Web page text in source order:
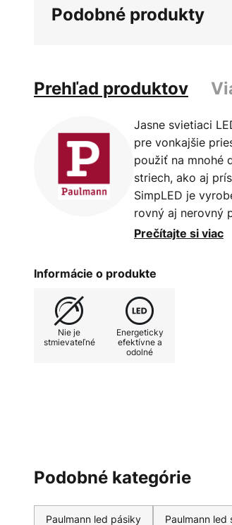
Podobné produkty
Prehľad produktov
Jasne svietiaci
pre vonkajšie
použiť na mnohé
striech, ako aj
SimpLED je
rovný aj nerovný
ktoré
LED bodov.
vlhkosťou -
zástrčky -
YourLED a MaxLED
Prečítajte si viac
Informácie o produkte
Nie je
stmievateľné
Energeticky
efektívne a
odolné
Podobné kategórie
Paulmann led pásiky Paulmann